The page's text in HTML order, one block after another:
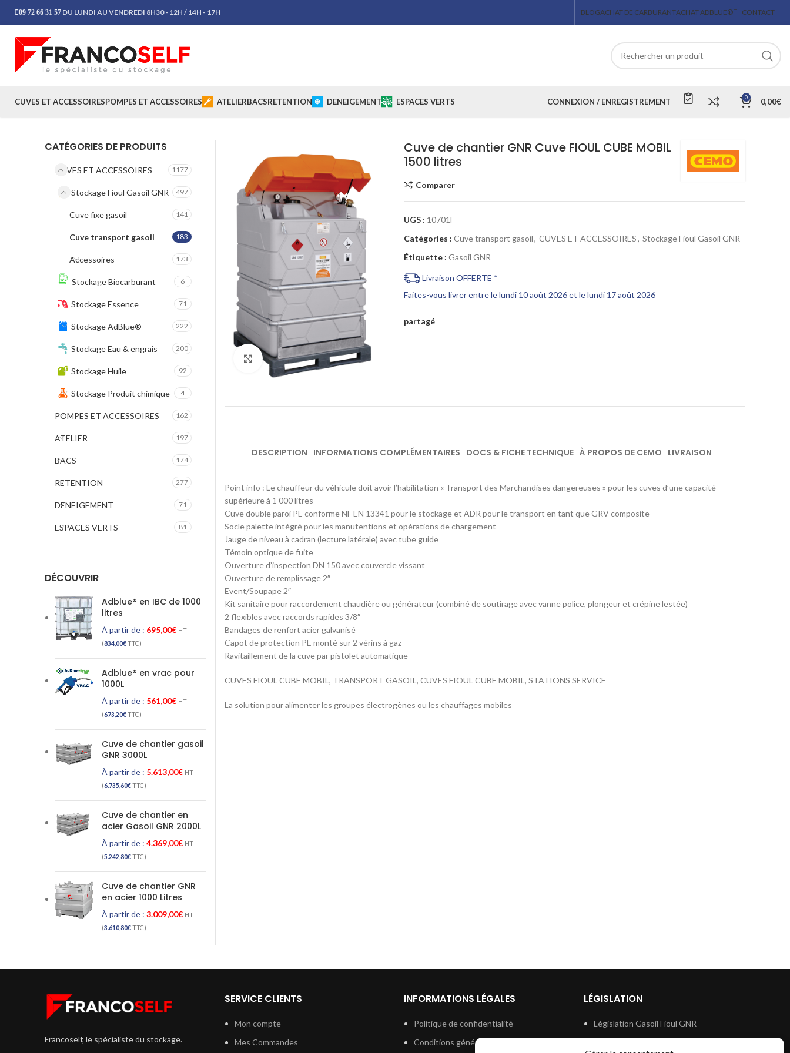
09 72 66 31 57 DU LUNDI AU VENDREDI 8H30 - 12H / 14H - 17H BLOGACHAT DE CARBURANTACHAT ADBLUE® CONTACT
CUVES ET ACCESSOIRESPOMPES ET ACCESSOIRES ATELIERBACSRETENTION DENEIGEMENT ESPACES VERTS CONNEXION / ENREGISTREMENT 0 0,00€
Cliquez pour agrandir
Cuve de chantier GNR Cuve FIOUL CUBE MOBIL
1500 litres
Comparer
UGS : 10701F
Catégories : Cuve transport gasoil, CUVES ET ACCESSOIRES, Stockage Fioul Gasoil GNR
Étiquette : Gasoil GNR
Livraison OFFERTE *
Faites-vous livrer entre le lundi 10 août 2026 et le lundi 17 août 2026
partagé
DESCRIPTION INFORMATIONS COMPLÉMENTAIRES DOCS & FICHE TECHNIQUE À PROPOS DE CEMO LIVRAISON
Point info : Le chauffeur du véhicule doit avoir l’habilitation « Transport des Marchandises dangereuses » pour les cuves d’une capacité
supérieure à 1 000 litres
Cuve double paroi PE conforme NF EN 13341 pour le stockage et ADR pour le transport en tant que GRV composite
Socle palette intégré pour les manutentions et opérations de chargement
Jauge de niveau à cadran (lecture latérale) avec tube guide
Témoin optique de fuite
Ouverture d’inspection DN 150 avec couvercle vissant
Ouverture de remplissage 2″
Event/Soupape 2″
Kit sanitaire pour raccordement chaudière ou générateur (combiné de soutirage avec vanne police, plongeur et crépine lestée)
2 flexibles avec raccords rapides 3/8″
Bandages de renfort acier galvanisé
Capot de protection PE monté sur 2 vérins à gaz
Ravitaillement de la cuve par pistolet automatique
CUVES FIOUL CUBE MOBIL, TRANSPORT GASOIL, CUVES FIOUL CUBE MOBIL, STATIONS SERVICE
La solution pour alimenter les groupes électrogènes ou les chauffages mobiles
CATÉGORIES DE PRODUITS
CUVES ET ACCESSOIRES 1177
Stockage Fioul Gasoil GNR 497
Cuve fixe gasoil 141
Cuve transport gasoil 183
Accessoires 173
Stockage Biocarburant 6
Stockage Essence 71
Stockage AdBlue® 222
Stockage Eau & engrais 200
Stockage Huile 92
Stockage Produit chimique 4
POMPES ET ACCESSOIRES 162
ATELIER 197
BACS 174
RETENTION 277
DENEIGEMENT 71
ESPACES VERTS 81
DÉCOUVRIR
Adblue® en IBC de 1000
litres
À partir de : 695,00€ HT
(834,00€TTC)
Adblue® en vrac pour
1000L
À partir de : 561,00€ HT
(673,20€TTC)
Cuve de chantier gasoil
GNR 3000L
À partir de : 5.613,00€ HT
(6.735,60€TTC)
Cuve de chantier en
acier Gasoil GNR 2000L
À partir de : 4.369,00€ HT
(5.242,80€TTC)
Cuve de chantier GNR
en acier 1000 Litres
À partir de : 3.009,00€ HT
(3.610,80€TTC)
Francoself, le spécialiste du stockage.
SERVICE CLIENTS
Mon compte
Mes Commandes
INFORMATIONS LÉGALES
Politique de confidentialité
Conditions générales de vente
LÉGISLATION
Législation Gasoil Fioul GNR